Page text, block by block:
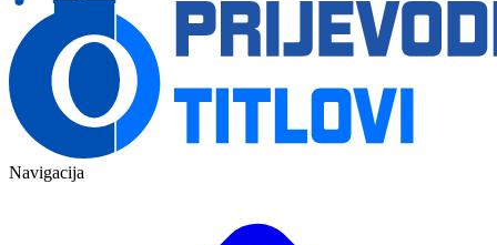
Navigacija